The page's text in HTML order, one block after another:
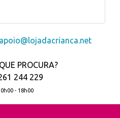
apoio@lojadacrianca.net
PROCURA?
244 229
- 18h00